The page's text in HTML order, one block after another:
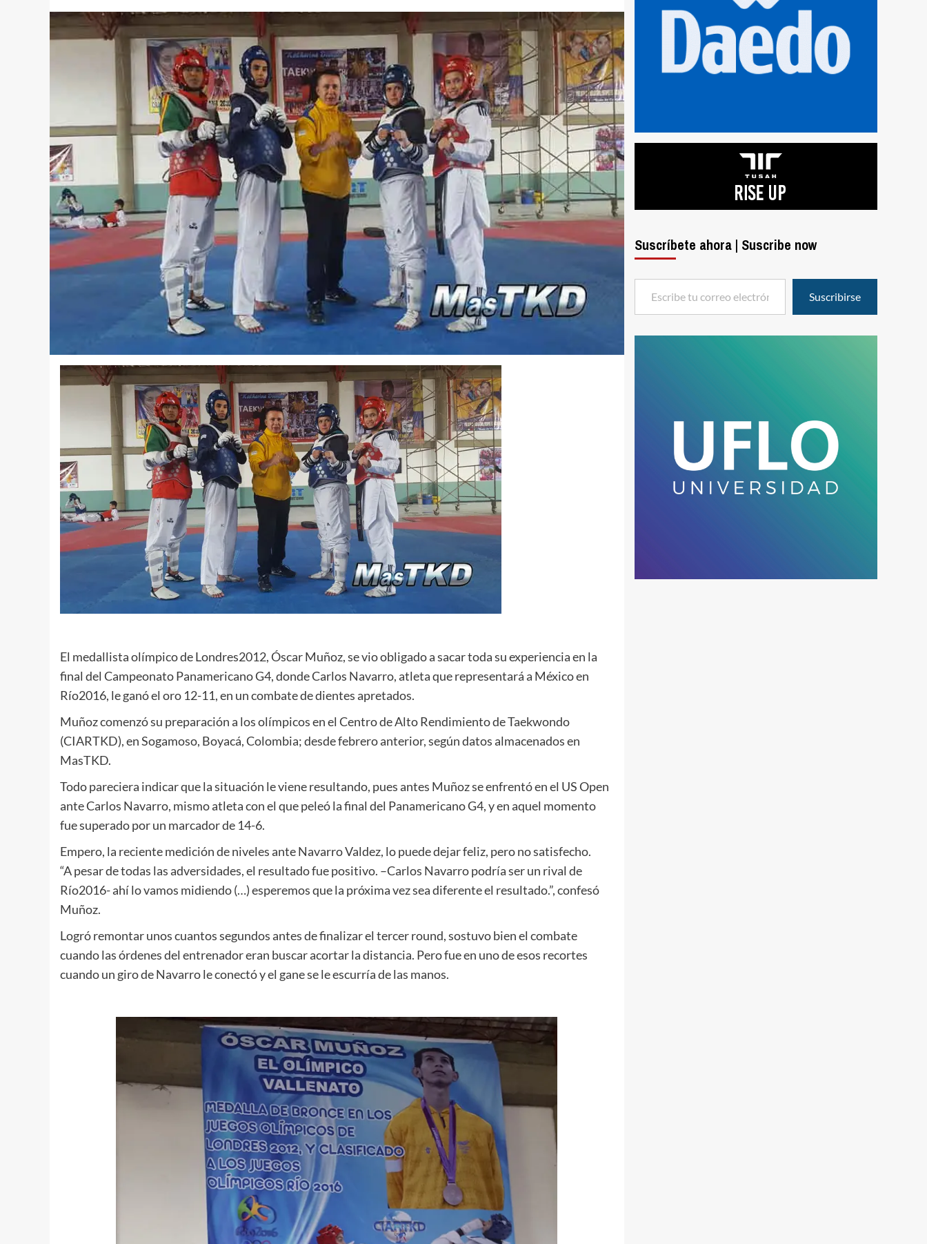
El medallista olímpico de Londres2012, Óscar Muñoz, se vio obligado a sacar toda su experiencia en la
final del Campeonato Panamericano G4, donde Carlos Navarro, atleta que representará a México en
Río2016, le ganó el oro 12-11, en un combate de dientes apretados.
Muñoz comenzó su preparación a los olímpicos en el Centro de Alto Rendimiento de Taekwondo
(CIARTKD), en Sogamoso, Boyacá, Colombia; desde febrero anterior, según datos almacenados en
MasTKD.
Todo pareciera indicar que la situación le viene resultando, pues antes Muñoz se enfrentó en el US Open
ante Carlos Navarro, mismo atleta con el que peleó la final del Panamericano G4, y en aquel momento
fue superado por un marcador de 14-6.
Empero, la reciente medición de niveles ante Navarro Valdez, lo puede dejar feliz, pero no satisfecho.
“A pesar de todas las adversidades, el resultado fue positivo. –Carlos Navarro podría ser un rival de
Río2016- ahí lo vamos midiendo (…) esperemos que la próxima vez sea diferente el resultado.”, confesó
Muñoz.
Logró remontar unos cuantos segundos antes de finalizar el tercer round, sostuvo bien el combate
cuando las órdenes del entrenador eran buscar acortar la distancia. Pero fue en uno de esos recortes
cuando un giro de Navarro le conectó y el gane se le escurría de las manos.
Suscríbete ahora | Suscribe now
Escribe tu correo electrónico…
Suscribirse